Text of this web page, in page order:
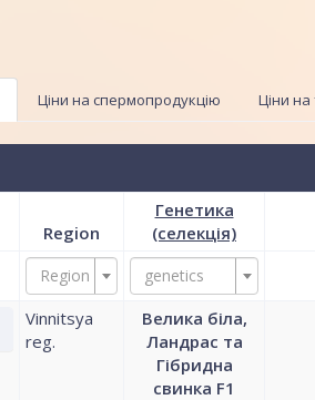
Ціни на спермопродукцію Ціни
Region
Генетика
(селекція)
Region genetics
Vinnitsya
reg.
Велика біла,
Ландрас та
Гібридна
свинка F1